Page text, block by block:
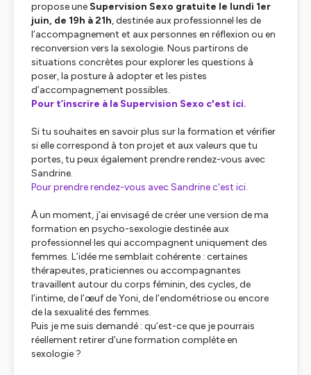
propose une Supervision Sexo gratuite le lundi 1er
juin, de 19h à 21h, destinée aux professionnel·les de
l’accompagnement et aux personnes en réflexion ou en
reconversion vers la sexologie. Nous partirons de
situations concrètes pour explorer les questions à
poser, la posture à adopter et les pistes
d’accompagnement possibles.
Pour t’inscrire à la Supervision Sexo c'est ici.
Si tu souhaites en savoir plus sur la formation et vérifier
si elle correspond à ton projet et aux valeurs que tu
portes, tu peux également prendre rendez-vous avec
Sandrine.
Pour prendre rendez-vous avec Sandrine c'est ici.
À un moment, j’ai envisagé de créer une version de ma
formation en psycho-sexologie destinée aux
professionnel·les qui accompagnent uniquement des
femmes. L’idée me semblait cohérente : certaines
thérapeutes, praticiennes ou accompagnantes
travaillent autour du corps féminin, des cycles, de
l’intime, de l’œuf de Yoni, de l’endométriose ou encore
de la sexualité des femmes.
Puis je me suis demandé : qu’est-ce que je pourrais
réellement retirer d’une formation complète en
sexologie ?